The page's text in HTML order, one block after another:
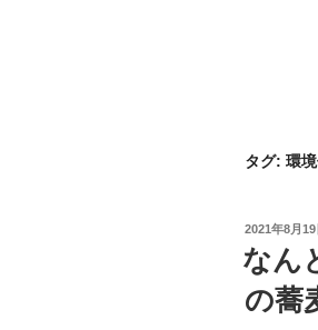
タグ: 環
投
稿
日:
2021年8月19
なん
の蕎